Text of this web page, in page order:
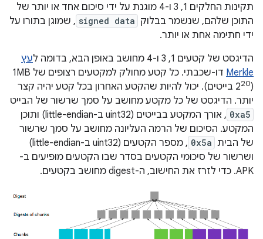
תקינות החלקים 1, 3 ו-4 מוגנת על ידי סיכום אחד או יותר של
התוכן שלהם, שנשמר בבלוק signed data , שמוגן בתורו על
ידי חתימה אחת או יותר.
הדיגסט של קטעים 1, 3 ו-4 מחושב באופן הבא, בדומה ל
עץ
Merkle
דו-שכבתי. כל קטע מחולק למקטעים רצופים של 1MB
(2
20
בייטים). יכול להיות שהקטע האחרון בכל קטע יהיה קצר
יותר. הדיגסט של כל מקטע מחושב על סמך שרשור של הבייט
0xa5
, אורך המקטע בבייטים (uint32 ב-little-endian) ותוכן
המקטע. הסיכום של הרמה העליונה מחושב על סמך שרשור
של הבית 0x5a
, מספר הקטעים (uint32 ב-little-endian)
ושרשור של סיכומי הקטעים בסדר שבו הקטעים מופיעים ב-
APK. כדי לזרז את החישוב, ה-digest מחושב בקטעים.